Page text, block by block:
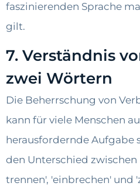
faszinierenden Sprache
gilt.
7. Verständnis
zwei Wörtern
Die Beherrschung von
kann für viele Menschen
herausfordernde Aufgabe
den Unterschied zwischen
trennen', 'einbrechen' und